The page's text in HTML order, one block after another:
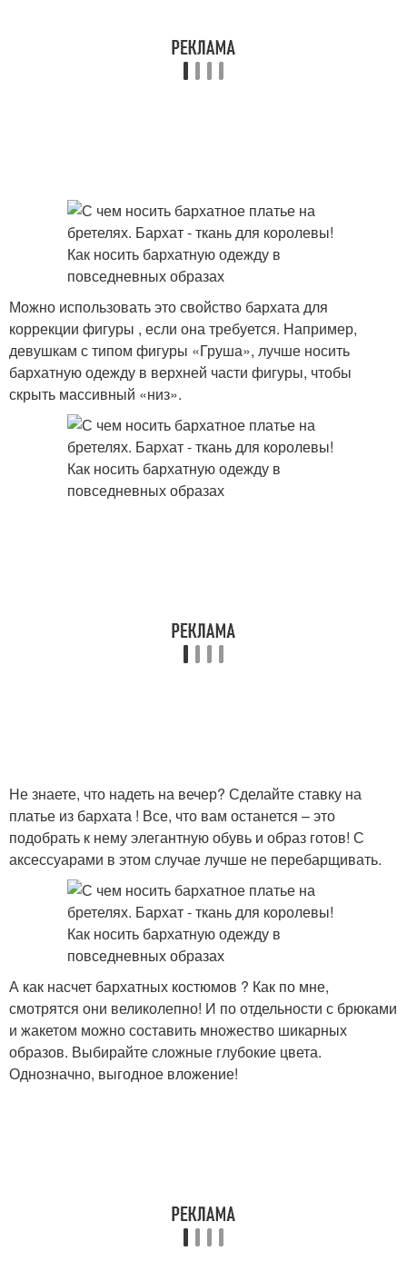
Можно использовать это свойство бархата для
коррекции фигуры , если она требуется. Например,
девушкам с типом фигуры «Груша», лучше носить
бархатную одежду в верхней части фигуры, чтобы
скрыть массивный «низ».
Не знаете, что надеть на вечер? Сделайте ставку на
платье из бархата ! Все, что вам останется – это
подобрать к нему элегантную обувь и образ готов! С
аксессуарами в этом случае лучше не перебарщивать.
А как насчет бархатных костюмов ? Как по мне,
смотрятся они великолепно! И по отдельности с брюками
и жакетом можно составить множество шикарных
образов. Выбирайте сложные глубокие цвета.
Однозначно, выгодное вложение!